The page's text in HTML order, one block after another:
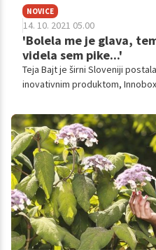
NOVICE
14. 10. 2021 05.00
'Bolela me je glava,
videla sem pike...'
Teja Bajt je širni Sloveniji
inovativnim produktom,
Slovenija. A življenjska zgodba
ni spisana zgolj iz zmag,
profesionalnih uspehov
večkrat dokazala, da so
preoblikuješ v priložnost.